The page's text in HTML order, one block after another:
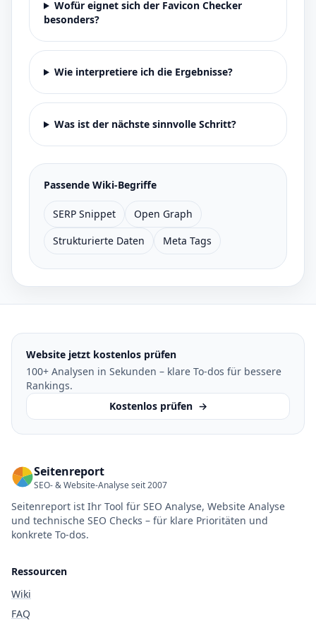
Wofür eignet sich der Favicon Checker
besonders?
Wie interpretiere ich die Ergebnisse?
Was ist der nächste sinnvolle Schritt?
Passende Wiki-Begriffe
SERP Snippet
Open Graph
Strukturierte Daten
Meta Tags
Website jetzt kostenlos prüfen
100+ Analysen in Sekunden – klare To-dos für bessere
Rankings.
Kostenlos prüfen →
Seitenreport
SEO- & Website-Analyse seit 2007
Seitenreport ist Ihr Tool für SEO Analyse, Website Analyse
und technische SEO Checks – für klare Prioritäten und
konkrete To-dos.
Ressourcen
Wiki
FAQ